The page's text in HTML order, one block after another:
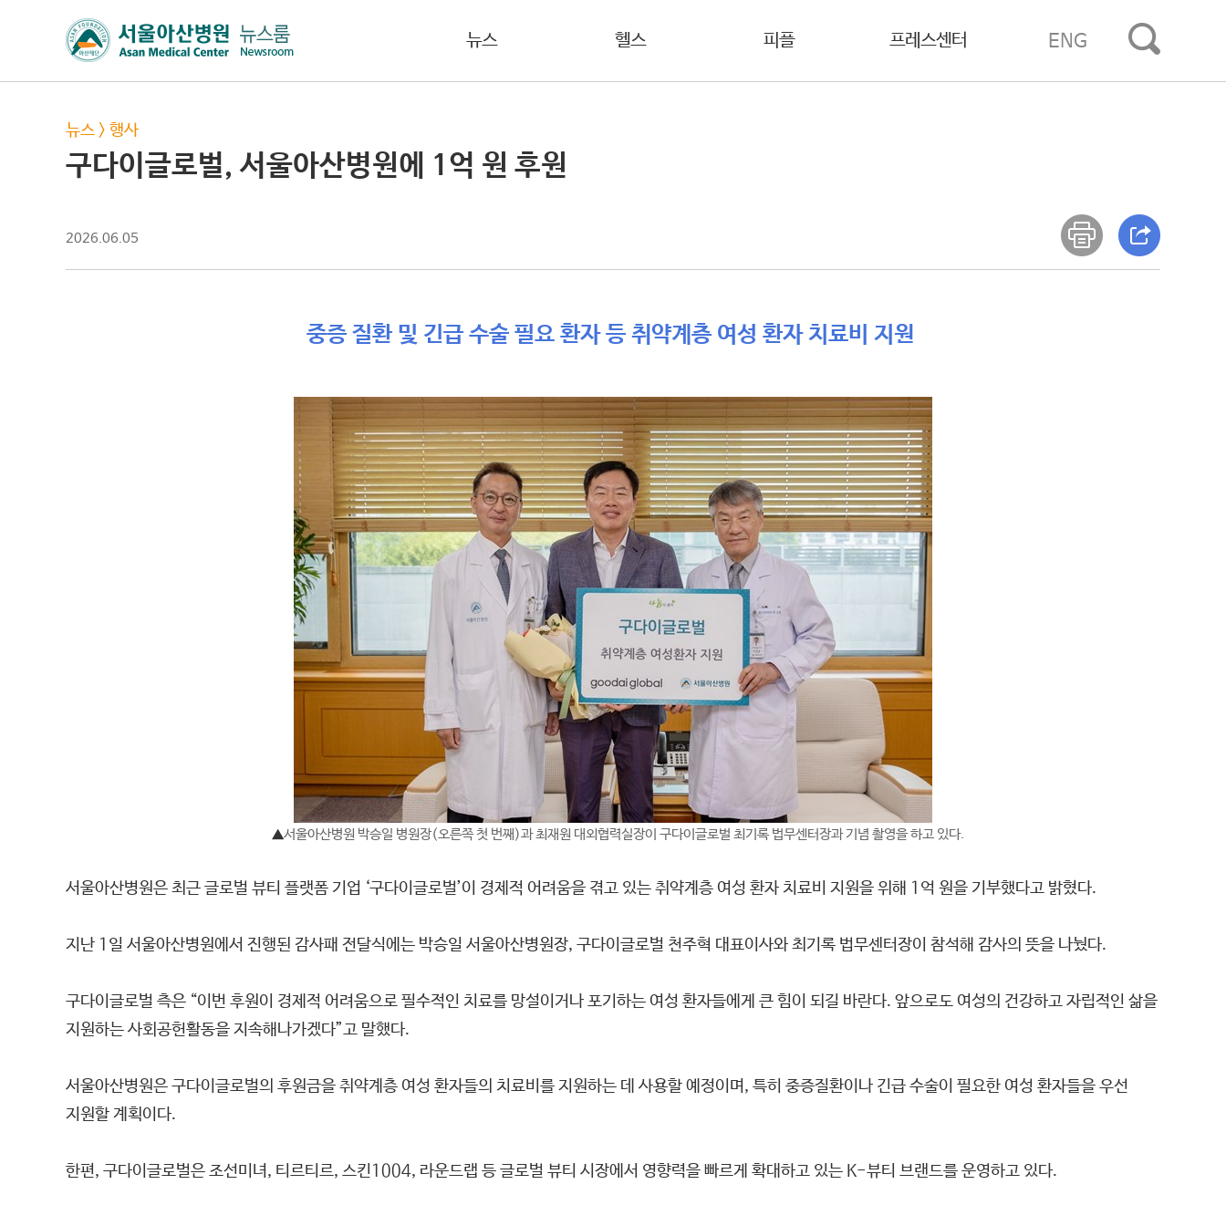
뉴스 헬스 피플 프레스센터 ENG
뉴스 > 행사
구다이글로벌, 서울아산병원에 1억 원 후원
2026.06.05
중증 질환 및 긴급 수술 필요 환자 등 취약계층 여성 환자 치료비 지원
▲서울아산병원 박승일 병원장(오른쪽 첫 번째)과 최재원 대외협력실장이 구다이글로벌 최기록 법무센터장과 기념 촬영을 하고 있다.
서울아산병원은 최근 글로벌 뷰티 플랫폼 기업 ‘구다이글로벌’이 경제적 어려움을 겪고 있는 취약계층 여성 환자 치료비 지원을 위해 1억 원을 기부했다고 밝혔다.
지난 1일 서울아산병원에서 진행된 감사패 전달식에는 박승일 서울아산병원장, 구다이글로벌 천주혁 대표이사와 최기록 법무센터장이 참석해 감사의 뜻을 나눴다.
구다이글로벌 측은 “이번 후원이 경제적 어려움으로 필수적인 치료를 망설이거나 포기하는 여성 환자들에게 큰 힘이 되길 바란다. 앞으로도 여성의 건강하고 자립적인 삶을
지원하는 사회공헌활동을 지속해나가겠다”고 말했다.
서울아산병원은 구다이글로벌의 후원금을 취약계층 여성 환자들의 치료비를 지원하는 데 사용할 예정이며, 특히 중증질환이나 긴급 수술이 필요한 여성 환자들을 우선
지원할 계획이다.
한편, 구다이글로벌은 조선미녀, 티르티르, 스킨1004, 라운드랩 등 글로벌 뷰티 시장에서 영향력을 빠르게 확대하고 있는 K-뷰티 브랜드를 운영하고 있다.